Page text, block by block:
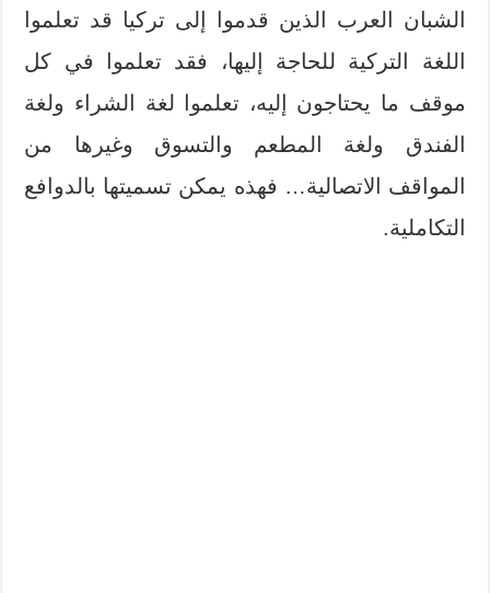
الشبان العرب الذين قدموا إلى تركيا قد تعلموا
اللغة التركية للحاجة إليها، فقد تعلموا في كل
موقف ما يحتاجون إليه، تعلموا لغة الشراء ولغة
الفندق ولغة المطعم والتسوق وغيرها من
المواقف الاتصالية… فهذه يمكن تسميتها بالدوافع
التكاملية.